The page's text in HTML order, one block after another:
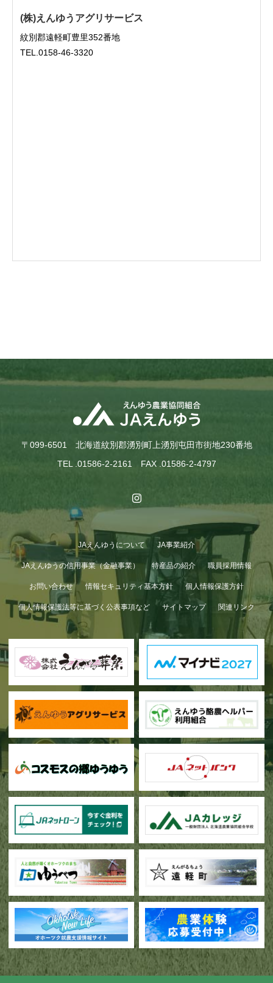
(株)えんゆうアグリサービス
紋別郡遠軽町豊里352番地
TEL.0158-46-3320
〒099-6501 北海道紋別郡湧別町上湧別屯田市街地230番地
TEL .01586-2-2161 FAX .01586-2-4797
JAえんゆうについて JA事業紹介
JAえんゆうの信用事業（金融事業） 特産品の紹介 職員採用情報
お問い合わせ 情報セキュリティ基本方針 個人情報保護方針
個人情報保護法等に基づく公表事項など サイトマップ 関連リンク